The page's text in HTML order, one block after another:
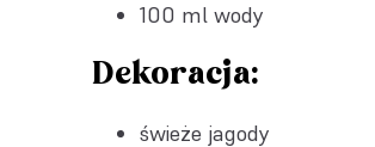
100 ml wody
Dekoracja:
świeże jagody